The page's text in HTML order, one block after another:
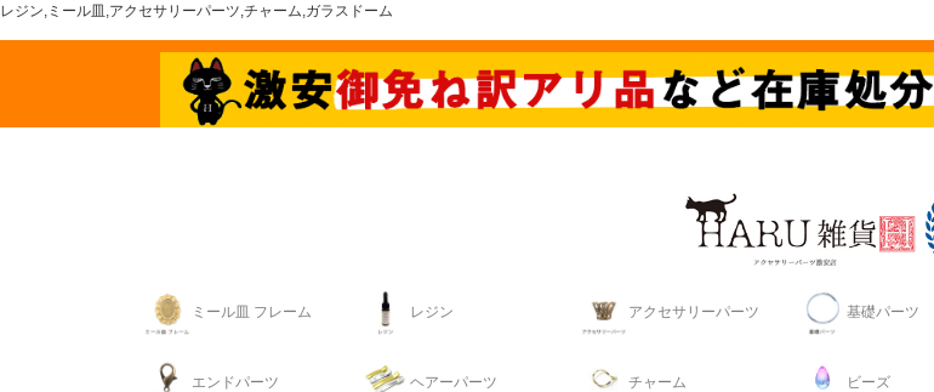
レジン,ミール皿,アクセサリーパーツ,チャーム,ガラスドーム
ミール皿 フレーム レジン アクセサリーパーツ 基礎パーツ
エンドパーツ ヘアーパーツ チャーム ビーズ